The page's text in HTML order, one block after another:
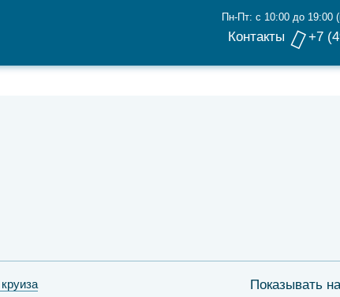
Контакты
Пн-Пт: с 10:00 до 19:00
+7
Показывать